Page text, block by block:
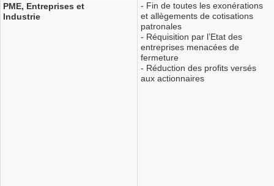
PME, Entreprises et
Industrie
- Fin de toutes les exonérations
et allègements de cotisations
patronales
- Réquisition par l’Etat des
entreprises menacées de
fermeture
- Réduction des profits versés
aux actionnaires